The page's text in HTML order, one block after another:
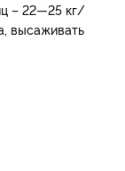
– 22—25 кг/
высаживать